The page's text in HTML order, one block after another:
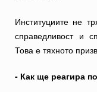
Институциите не
справедливост и
Това е тяхното
- Как ще реагира